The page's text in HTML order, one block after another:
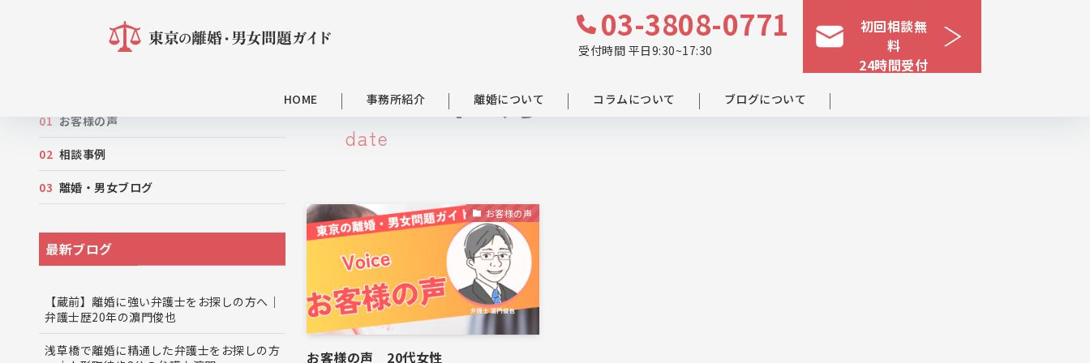
03-3808-0771
受付時間 平日9:30~17:30
初回相談無
料
24時間受付
HOME 事務所紹介 離婚について コラムについて ブログについて
2023年1月
date
お客様の声
お客様の声 20代女性
お客様の声
相談事例
離婚・男女ブログ
最新ブログ
【蔵前】離婚に強い弁護士をお探しの方へ｜
弁護士歴20年の濵門俊也
浅草橋で離婚に精通した弁護士をお探しの方